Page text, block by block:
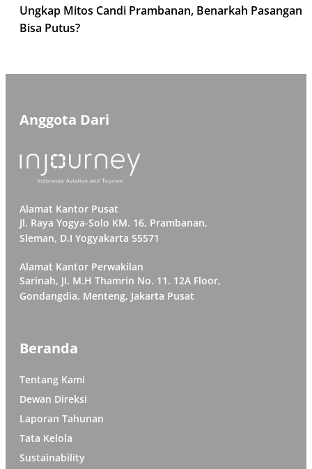
Ungkap Mitos Candi Prambanan, Benarkah Pasangan
Bisa Putus?
Anggota Dari
Alamat Kantor Pusat
Jl. Raya Yogya-Solo KM. 16, Prambanan,
Sleman, D.I Yogyakarta 55571
Alamat Kantor Perwakilan
Sarinah, JI. M.H Thamrin No. 11. 12A Floor,
Gondangdia, Menteng, Jakarta Pusat
Beranda
Tentang Kami
Dewan Direksi
Laporan Tahunan
Tata Kelola
Sustainability